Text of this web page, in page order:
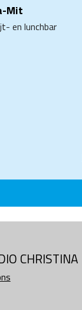
Mit
en lunchbar
CHRISTINA